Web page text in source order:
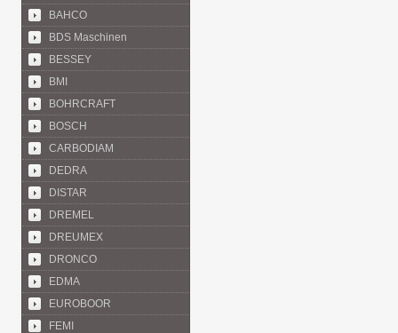
BAHCO
BDS Maschinen
BESSEY
BMI
BOHRCRAFT
BOSCH
CARBODIAM
DEDRA
DISTAR
DREMEL
DREUMEX
DRONCO
EDMA
EUROBOOR
FEMI